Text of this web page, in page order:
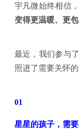
宇凡微始终相信
变得更温暖、更包
最近，我们参与
照进了需要关怀的
01
星星的孩子，需